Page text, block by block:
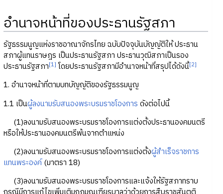
อำนาจหน้าที่ของประธานรัฐสภา
รัฐธรรมนูญแห่งราชอาณาจักรไทย ฉบับปัจจุบันบัญญัติให้ ประธาน
สภาผู้แทนราษฎร เป็นประธานรัฐสภา ประธานวุฒิสภาเป็นรอง
ประธานรัฐสภา[1] โดยประธานรัฐสภามีอำนาจหน้าที่สรุปได้ดังนี้[2]
1. อำนาจหน้าที่ตามบทบัญญัติของรัฐธรรมนูญ
1.1 เป็นผู้ลงนามรับสนองพระบรมราชโองการ ดังต่อไปนี้
(1)ลงนามรับสนองพระบรมราชโองการแต่งตั้งประธานองคมนตรี
หรือให้ประธานองคมนตรีพ้นจากตำแหน่ง
(2)ลงนามรับสนองพระบรมราชโองการแต่งตั้งผู้สำเร็จราชการ
แทนพระองค์(มาตรา 18)
(3)ลงนามรับสนองพระบรมราชโองการและแจ้งให้รัฐสภาทราบ